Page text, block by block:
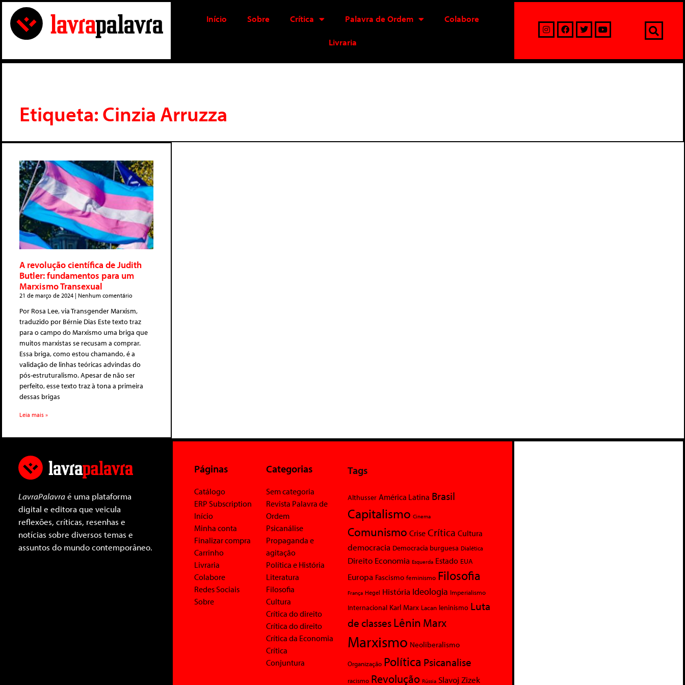
Início Sobre Crítica Palavra de Ordem Colabore
Livraria
Etiqueta: Cinzia Arruzza
A revolução científica de Judith
Butler: fundamentos para um
Marxismo Transexual
21 de março de 2024 Nenhum comentário
Por Rosa Lee, via Transgender Marxism,
traduzido por Bérnie Dias Este texto traz
para o campo do Marxismo uma briga que
muitos marxistas se recusam a comprar.
Essa briga, como estou chamando, é a
validação de linhas teóricas advindas do
pós-estruturalismo. Apesar de não ser
perfeito, esse texto traz à tona a primeira
dessas brigas
Leia mais »
LavraPalavraé uma plataforma
digital e editora que veicula
reflexões, críticas, resenhas e
notícias sobre diversos temas e
assuntos do mundo contemporâneo.
Páginas
Catálogo
ERP Subscription
Início
Minha conta
Finalizar compra
Carrinho
Livraria
Colabore
Redes Sociais
Sobre
Categorias
Sem categoria
Revista Palavra de
Ordem
Psicanálise
Propaganda e
agitação
Política e História
Literatura
Filosofia
Cultura
Crítica do direito
Crítica do direito
Crítica da Economia
Crítica
Conjuntura
Tags
Althusser América Latina Brasil
Capitalismo Cinema
Comunismo Crise Crítica Cultura
democracia Democracia burguesa Dialética
Direito Economia Esquerda Estado EUA
Europa Fascismo feminismo Filosofia
França Hegel História Ideologia Imperialismo
Internacional Karl Marx Lacan leninismo Luta
de classesLênin Marx
Marxismo Neoliberalismo
Organização Política Psicanalise
racismo Revolução Rússia Slavoj Zizek